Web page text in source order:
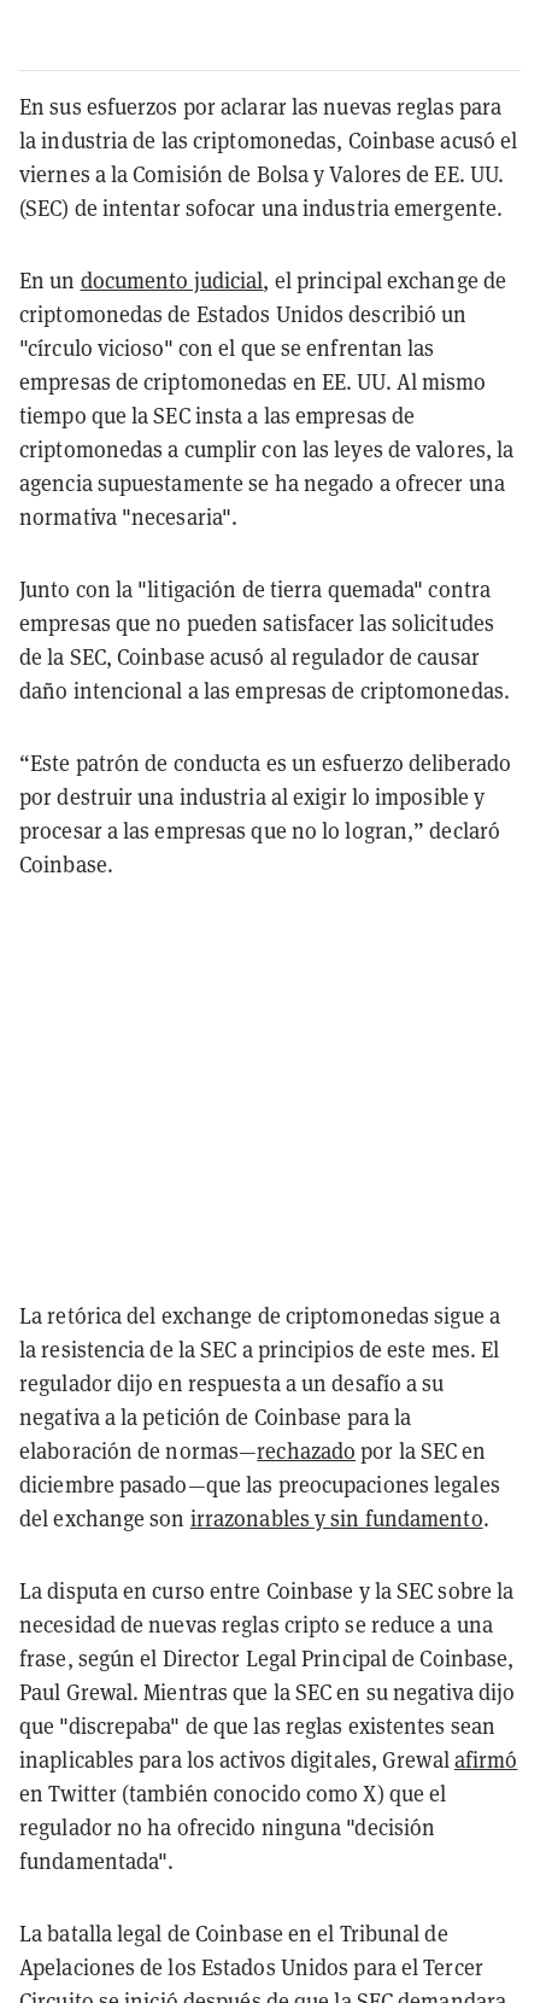
En sus esfuerzos por aclarar las nuevas reglas para
la industria de las criptomonedas, Coinbase acusó el
viernes a la Comisión de Bolsa y Valores de EE. UU.
(SEC) de intentar sofocar una industria emergente.
En un documento judicial, el principal exchange de
criptomonedas de Estados Unidos describió un
"círculo vicioso" con el que se enfrentan las
empresas de criptomonedas en EE. UU. Al mismo
tiempo que la SEC insta a las empresas de
criptomonedas a cumplir con las leyes de valores, la
agencia supuestamente se ha negado a ofrecer una
normativa "necesaria".
Junto con la "litigación de tierra quemada" contra
empresas que no pueden satisfacer las solicitudes
de la SEC, Coinbase acusó al regulador de causar
daño intencional a las empresas de criptomonedas.
“Este patrón de conducta es un esfuerzo deliberado
por destruir una industria al exigir lo imposible y
procesar a las empresas que no lo logran,” declaró
Coinbase.
La retórica del exchange de criptomonedas sigue a
la resistencia de la SEC a principios de este mes. El
regulador dijo en respuesta a un desafío a su
negativa a la petición de Coinbase para la
elaboración de normas—rechazado por la SEC en
diciembre pasado—que las preocupaciones legales
del exchange son irrazonables y sin fundamento.
La disputa en curso entre Coinbase y la SEC sobre la
necesidad de nuevas reglas cripto se reduce a una
frase, según el Director Legal Principal de Coinbase,
Paul Grewal. Mientras que la SEC en su negativa dijo
que "discrepaba" de que las reglas existentes sean
inaplicables para los activos digitales, Grewalafirmó
en Twitter (también conocido como X) que el
regulador no ha ofrecido ninguna "decisión
fundamentada".
La batalla legal de Coinbase en el Tribunal de
Apelaciones de los Estados Unidos para el Tercer